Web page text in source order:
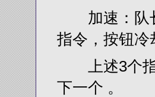
加速：队长
指令，按钮冷
上述3个指
下一个 。